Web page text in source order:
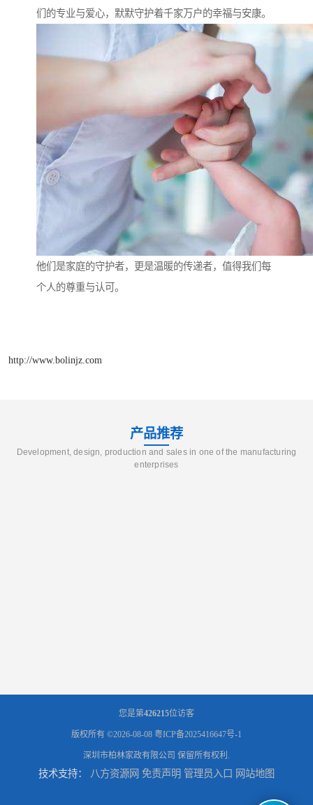
们的专业与爱心，默默守护着千家万户的幸福与安康。
他们是家庭的守护者，更是温暖的传递者，值得我们每
个人的尊重与认可。
http://www.bolinjz.com
产品推荐
Development, design, production and sales in one of the manufacturing
enterprises
您是第426215位访客
版权所有 ©2026-08-08 粤ICP备2025416647号-1
深圳市柏林家政有限公司 保留所有权利.
技术支持： 八方资源网 免责声明 管理员入口 网站地图